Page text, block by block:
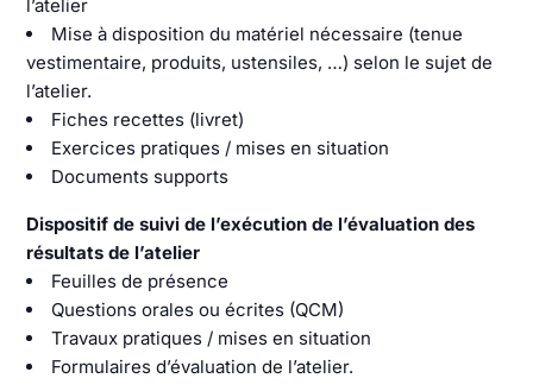
l’atelier
Mise à disposition du matériel nécessaire (tenue
vestimentaire, produits, ustensiles, …) selon le sujet de
l’atelier.
Fiches recettes (livret)
Exercices pratiques / mises en situation
Documents supports
Dispositif de suivi de l’exécution de l’évaluation des
résultats de l’atelier
Feuilles de présence
Questions orales ou écrites (QCM)
Travaux pratiques / mises en situation
Formulaires d’évaluation de l’atelier.